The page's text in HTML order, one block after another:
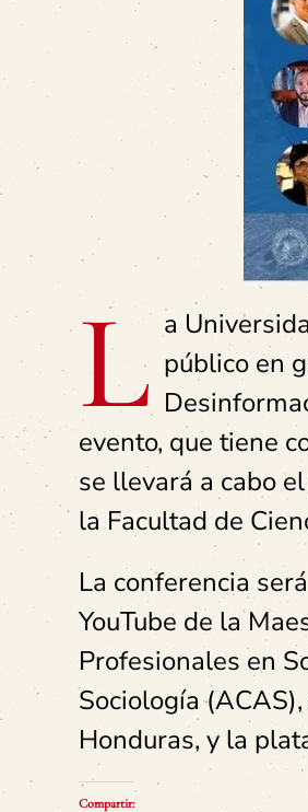
L a
público en
evento, que tiene
se llevará a cabo
la Facultad de
La conferencia
YouTube de la
Profesionales en
Sociología
Honduras, y la
Compartir: